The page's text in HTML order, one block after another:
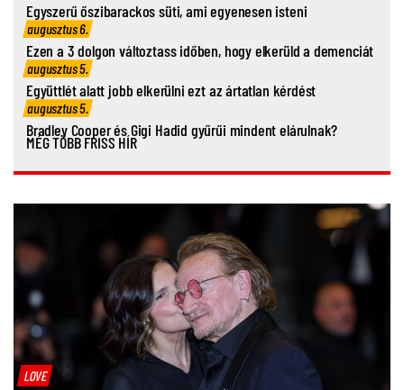
Egyszerű őszibarackos süti, ami egyenesen isteni
augusztus 6.
Ezen a 3 dolgon változtass időben, hogy elkerüld a demenciát
augusztus 5.
Együttlét alatt jobb elkerülni ezt az ártatlan kérdést
augusztus 5.
Bradley Cooper és Gigi Hadid gyűrűi mindent elárulnak?
MÉG TÖBB FRISS HÍR
LOVE